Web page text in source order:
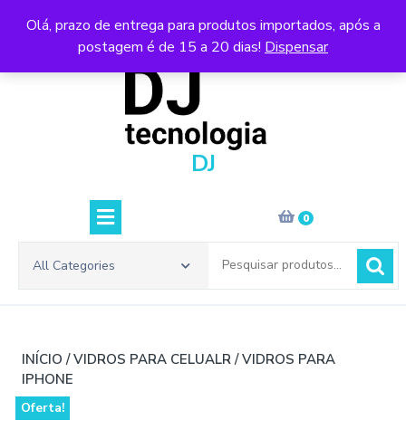
Olá, prazo de entrega para produtos importados, após a
postagem é de 15 a 20 dias! Dispensar
DJ
0
All Categories
Pesquisar
INÍCIO /VIDROS PARA CELUALR / VIDROS PARA
IPHONE
Oferta!